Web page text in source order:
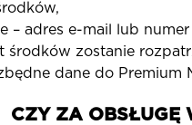
– adres e-mail lub
środków zostanie
dane do Premium
CZY ZA OBSŁUGĘ